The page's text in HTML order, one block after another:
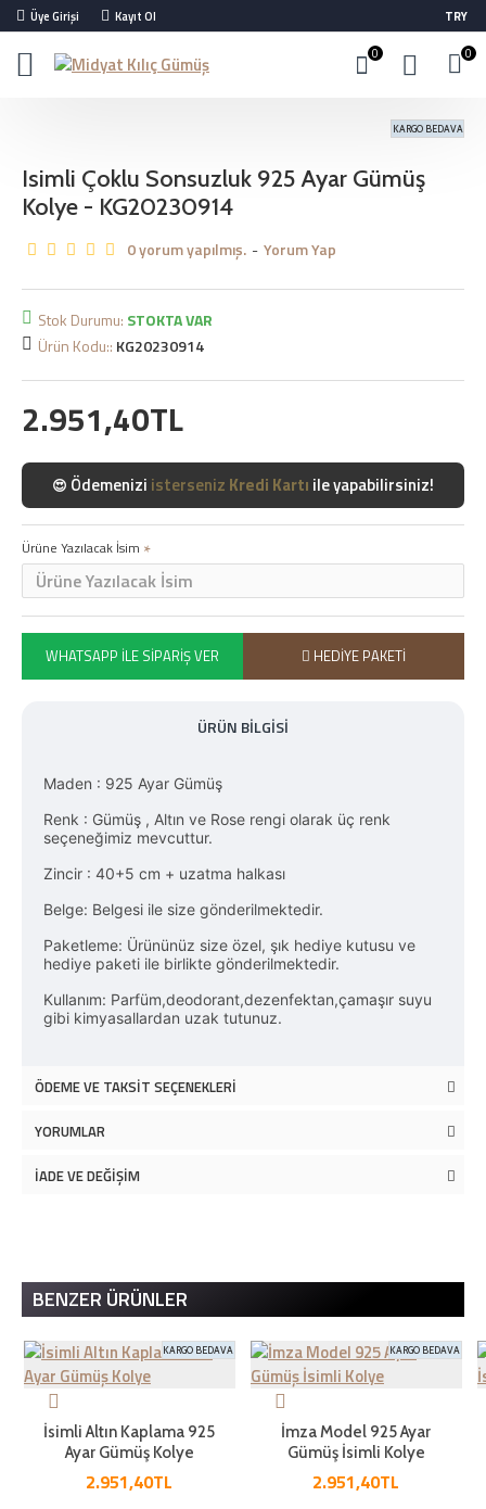
Üye Girişi Kayıt Ol TRY
0 0
KARGO BEDAVA
Isimli Çoklu Sonsuzluk 925 Ayar Gümüş
Kolye - KG20230914
😍 Ödemenizi isterseniz Kredi Kartı ile yapabilirsiniz!
0 yorum yapılmış. - Yorum Yap
2.951,40TL
Stok Durumu: STOKTA VAR
Ürün Kodu:: KG20230914
Ürüne Yazılacak İsim
WHATSAPP İLE SIPARIŞ VER HEDIYE PAKETI
ÜRÜN BILGISI
Maden : 925 Ayar Gümüş
Renk : Gümüş , Altın ve Rose rengi olarak üç renk
seçeneğimiz mevcuttur.
Zincir : 40+5 cm + uzatma halkası
Belge: Belgesi ile size gönderilmektedir.
Paketleme: Ürününüz size özel, şık hediye kutusu ve
hediye paketi ile birlikte gönderilmektedir.
Kullanım: Parfüm,deodorant,dezenfektan,çamaşır suyu
gibi kimyasallardan uzak tutunuz.
ÖDEME VE TAKSIT SEÇENEKLERI
YORUMLAR
İADE VE DEĞIŞIM
BENZER ÜRÜNLER
KARGO BEDAVA
İsimli Altın Kaplama 925
Ayar Gümüş Kolye
2.951,40TL
KARGO BEDAVA
İmza Model 925 Ayar
Gümüş İsimli Kolye
2.951,40TL